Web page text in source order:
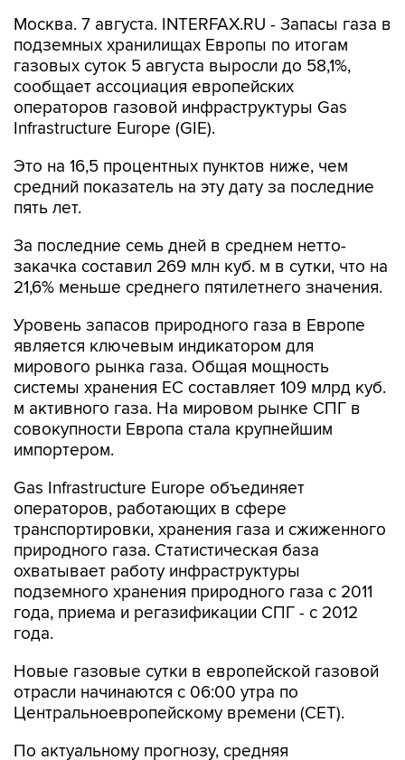
Москва. 7 августа. INTERFAX.RU - Запасы газа в
подземных хранилищах Европы по итогам
газовых суток 5 августа выросли до 58,1%,
сообщает ассоциация европейских
операторов газовой инфраструктуры Gas
Infrastructure Europe (GIE).
Это на 16,5 процентных пунктов ниже, чем
средний показатель на эту дату за последние
пять лет.
За последние семь дней в среднем нетто-
закачка составил 269 млн куб. м в сутки, что на
21,6% меньше среднего пятилетнего значения.
Уровень запасов природного газа в Европе
является ключевым индикатором для
мирового рынка газа. Общая мощность
системы хранения ЕС составляет 109 млрд куб.
м активного газа. На мировом рынке СПГ в
совокупности Европа стала крупнейшим
импортером.
Gas Infrastructure Europe объединяет
операторов, работающих в сфере
транспортировки, хранения газа и сжиженного
природного газа. Статистическая база
охватывает работу инфраструктуры
подземного хранения природного газа с 2011
года, приема и регазификации СПГ - с 2012
года.
Новые газовые сутки в европейской газовой
отрасли начинаются c 06:00 утра по
Центральноевропейскому времени (CET).
По актуальному прогнозу, средняя